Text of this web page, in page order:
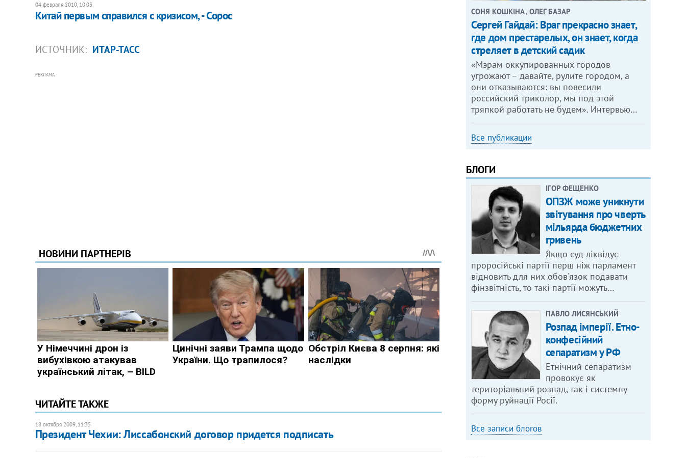
04 февраля 2010, 10:03
Китай первым справился с кризисом, - Сорос
ИСТОЧНИК: ИТАР-ТАСС
РЕКЛАМА
ЧИТАЙТЕ ТАКЖЕ
18 октября 2009, 11:35
Президент Чехии: Лиссабонский договор придется подписать
СОНЯ КОШКІНА , ОЛЕГ БАЗАР
Сергей Гайдай: Враг прекрасно знает,
где дом престарелых, он знает, когда
стреляет в детский садик
«Мэрам оккупированных городов
угрожают – давайте, рулите городом, а
они отказываются: вы повесили
российский триколор, мы под этой
тряпкой работать не будем». Интервью…
Все публикации
БЛОГИ
ІГОР ФЕЩЕНКО
ОПЗЖ може уникнути
звітування про чверть
мільярда бюджетних
гривень
Якщо суд ліквідує
проросійські партії перш ніж парламент
відновить для них обов'язок подавати
фінзвітність, то такі партії можуть…
ПАВЛО ЛИСЯНСЬКИЙ
Розпад імперії. Етно-
конфесійний
сепаратизм у РФ
Етнічний сепаратизм
провокує як
територіальний розпад, так і системну
форму руйнації Росії.
Все записи блогов